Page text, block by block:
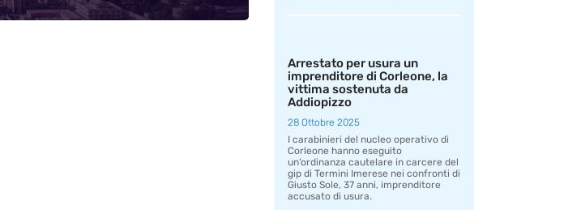
Arrestato per usura un
imprenditore di Corleone, la
vittima sostenuta da
Addiopizzo
28 Ottobre 2025
I carabinieri del nucleo operativo di
Corleone hanno eseguito
un’ordinanza cautelare in carcere del
gip di Termini Imerese nei confronti di
Giusto Sole, 37 anni, imprenditore
accusato di usura.